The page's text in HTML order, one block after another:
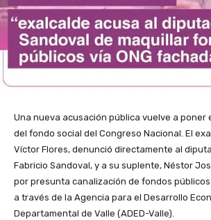
Una nueva acusación pública vuelve a poner
del fondo social del Congreso Nacional. El
Víctor Flores, denunció directamente al
Fabricio Sandoval, y a su suplente, Néstor
por presunta canalización de fondos
a través de la Agencia para el Desarrollo
Departamental de Valle (ADED-Valle).